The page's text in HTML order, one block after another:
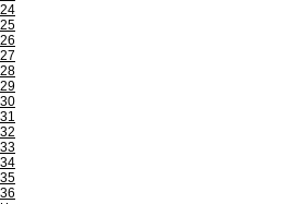
24
25
26
27
28
29
30
31
32
33
34
35
36